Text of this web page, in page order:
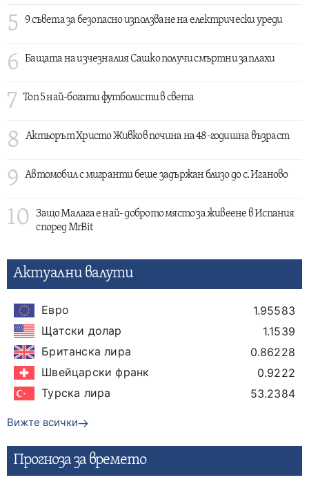
5 9 съвета за безопасно използване на електрически уреди
6 Бащата на изчезналия Сашко получи смъртни заплахи
7 Топ 5 най-богати футболисти в света
8 Актьорът Христо Живков почина на 48-годишна възраст
9 Автомобил с мигранти беше задържан близо до с. Иганово
10
Защо Малага е най- доброто място за живеене в Испания
според MrBit
Актуални валути
Евро
1.95583
Щатски долар
1.1539
Британска лира
0.86228
Швейцарски франк
0.9222
Турска лира
53.2384
Вижте всички
Прогнозa за времето